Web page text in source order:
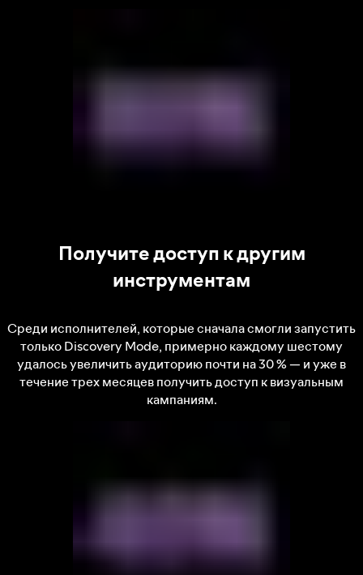
Получите доступ к другим
инструментам
Среди исполнителей, которые сначала смогли запустить
только Discovery Mode, примерно каждому шестому
удалось увеличить аудиторию почти на 30 % — и уже в
течение трех месяцев получить доступ к визуальным
кампаниям.